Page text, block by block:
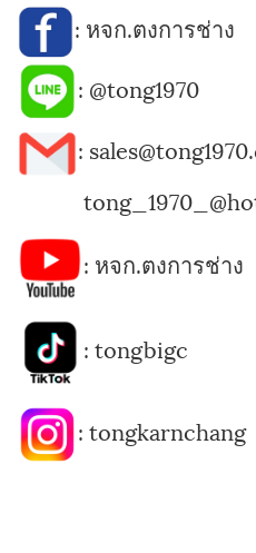
: หจก.ตงการช่าง
: @tong1970
:
: หจก.ตงการช่าง
: tongbigc
: tongkarnchang